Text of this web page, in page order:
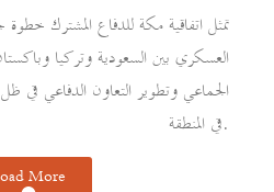
تمثل اتفاقية مكة للدفاع المشترك
العسكري بين السعودية وتركيا
الجماعي وتطوير التعاون الدفاعي في
في المنطقة.
More